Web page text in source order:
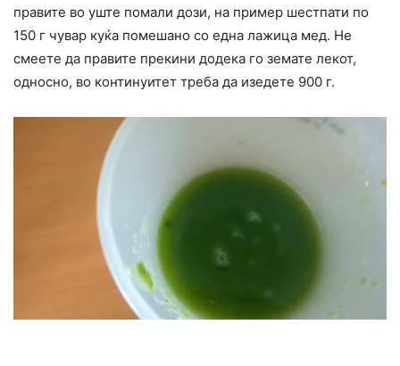
правите во уште помали дози, на пример шестпати по
150 г чувар куќа помешано со една лажица мед. Не
смеете да правите прекини додека го земате лекот,
односно, во континуитет треба да изедете 900 г.